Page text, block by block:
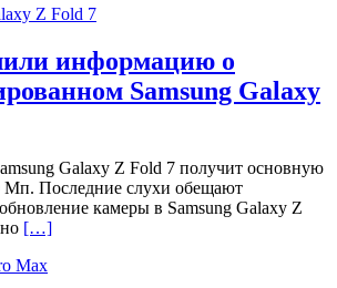
информацию о
Samsung Galaxy
Galaxy Z Fold 7 получит основную
Мп. Последние слухи обещают
камеры в Samsung Galaxy Z
[…]